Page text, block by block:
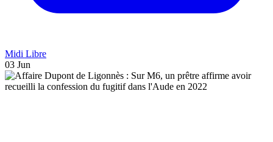
Midi Libre
03 Jun